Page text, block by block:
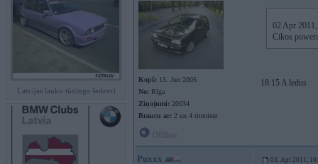
Latvijas lauku tūninga šedevri
Kopš: 15. Jun 2005
No: Rīga
Ziņojumi: 20034
Braucu ar: 2 un 4 riteniem
02 Apr
Cikos
18:15 A ledus
Puxxx 03. Apr 2011,